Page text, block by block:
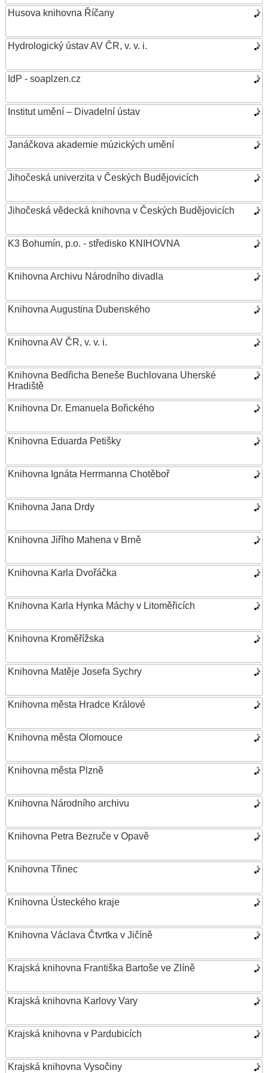
Husova knihovna Říčany
Hydrologický ústav AV ČR, v. v. i.
IdP - soaplzen.cz
Institut umění – Divadelní ústav
Janáčkova akademie múzických umění
Jihočeská univerzita v Českých Budějovicích
Jihočeská vědecká knihovna v Českých Budějovicích
K3 Bohumín, p.o. - středisko KNIHOVNA
Knihovna Archivu Národního divadla
Knihovna Augustina Dubenského
Knihovna AV ČR, v. v. i.
Knihovna Bedřicha Beneše Buchlovana Uherské
Hradiště
Knihovna Dr. Emanuela Bořického
Knihovna Eduarda Petišky
Knihovna Ignáta Herrmanna Chotěboř
Knihovna Jana Drdy
Knihovna Jiřího Mahena v Brně
Knihovna Karla Dvořáčka
Knihovna Karla Hynka Máchy v Litoměřicích
Knihovna Kroměřížska
Knihovna Matěje Josefa Sychry
Knihovna města Hradce Králové
Knihovna města Olomouce
Knihovna města Plzně
Knihovna Národního archivu
Knihovna Petra Bezruče v Opavě
Knihovna Třinec
Knihovna Ústeckého kraje
Knihovna Václava Čtvrtka v Jičíně
Krajská knihovna Františka Bartoše ve Zlíně
Krajská knihovna Karlovy Vary
Krajská knihovna v Pardubicích
Krajská knihovna Vysočiny